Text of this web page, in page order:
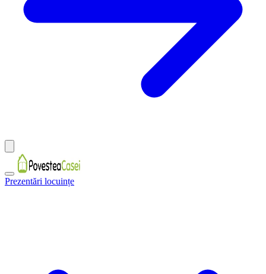
Prezentări locuințe